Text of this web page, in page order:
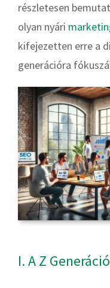
részletesen
olyan nyári
kifejezetten erre a
generációra
I. A Z